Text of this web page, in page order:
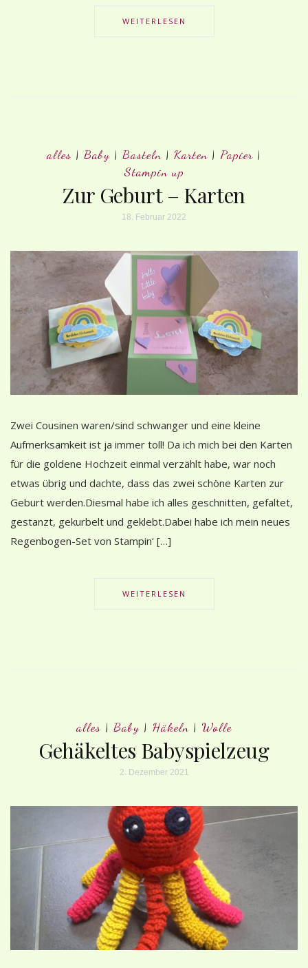
WEITERLESEN
alles | Baby | Basteln | Karten | Papier |
Stampin up
Zur Geburt – Karten
18. Februar 2022
Zwei Cousinen waren/sind schwanger und eine kleine
Aufmerksamkeit ist ja immer toll! Da ich mich bei den Karten
für die goldene Hochzeit einmal verzählt habe, war noch
etwas übrig und dachte, dass das zwei schöne Karten zur
Geburt werden.Diesmal habe ich alles geschnitten, gefaltet,
gestanzt, gekurbelt und geklebt.Dabei habe ich mein neues
Regenbogen-Set von Stampin‘ […]
WEITERLESEN
alles | Baby | Häkeln | Wolle
Gehäkeltes Babyspielzeug
2. Dezember 2021